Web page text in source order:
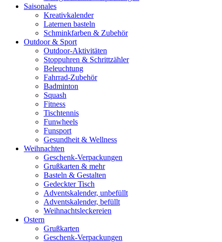
Saisonales
Kreativkalender
Laternen basteln
Schminkfarben & Zubehör
Outdoor & Sport
Outdoor-Aktivitäten
Stoppuhren & Schrittzähler
Beleuchtung
Fahrrad-Zubehör
Badminton
Squash
Fitness
Tischtennis
Funwheels
Funsport
Gesundheit & Wellness
Weihnachten
Geschenk-Verpackungen
Grußkarten & mehr
Basteln & Gestalten
Gedeckter Tisch
Adventskalender, unbefüllt
Adventskalender, befüllt
Weihnachtsleckereien
Ostern
Grußkarten
Geschenk-Verpackungen